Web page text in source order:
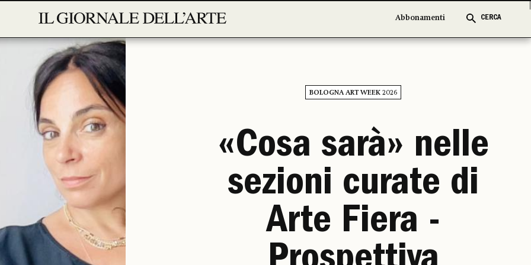
Abbonamenti CERCA
Abbonamenti CERCA
BOLOGNA ART WEEK 2026
«Cosa sarà» nelle
sezioni curate di
Arte Fiera -